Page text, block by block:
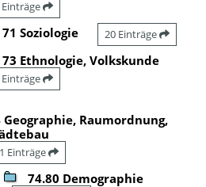
71 Soziologie 20 Einträge
73 Ethnologie, Volkskunde
Geographie, Raumordnung,
Einträge
74.80 Demographie